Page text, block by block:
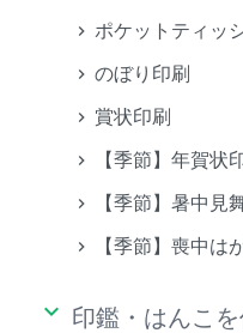
ポケットティッ
のぼり印刷
賞状印刷
【季節】年賀状
【季節】暑中見
【季節】喪中は
keyboard_arrow_down 印鑑・はんこ